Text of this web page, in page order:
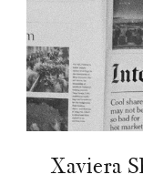
Xaviera